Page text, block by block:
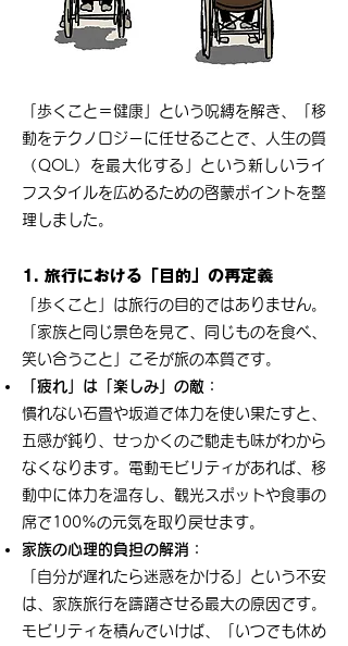
「歩くこと＝健康」という呪縛を解き、「移
動をテクノロジーに任せることで、人生の質
（QOL）を最大化する」という新しいライ
フスタイルを広めるための啓蒙ポイントを整
理しました。
1. 旅行における「目的」の再定義
「歩くこと」は旅行の目的ではありません。
「家族と同じ景色を見て、同じものを食べ、
笑い合うこと」こそが旅の本質です。
「疲れ」は「楽しみ」の敵：
慣れない石畳や坂道で体力を使い果たすと、
五感が鈍り、せっかくのご馳走も味がわから
なくなります。電動モビリティがあれば、移
動中に体力を温存し、観光スポットや食事の
席で100%の元気を取り戻せます。
家族の心理的負担の解消：
「自分が遅れたら迷惑をかける」という不安
は、家族旅行を躊躇させる最大の原因です。
モビリティを積んでいけば、「いつでも休め